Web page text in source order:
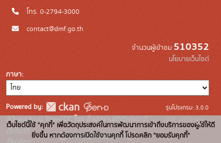
โทร. 0-2794-3000
contact@dmf.go.th
จำนวนผู้เข้าชม 510352
นโยบายเว็บไซต์
ภาษา
Powered by:
สนับสนุนระบบ Thai-GDC โดย สำนักงานสถิติแห่งชาติ
ระบบบัญชีข้อมูลภาครัฐ
รุ่นโปรแกรม: 3.0.0
วันที่: 2025-06-
10
เว็บไซต์นี้ใช้ "คุกกี้" เพื่อวัตถุประสงค์ในการพัฒนาการเข้าถึงบริการของผู้ใช้ให้ดี
ยิ่งขึ้น หากต้องการเปิดใช้งานคุกกี้ โปรดคลิก "ยอมรับคุกกี้"
x